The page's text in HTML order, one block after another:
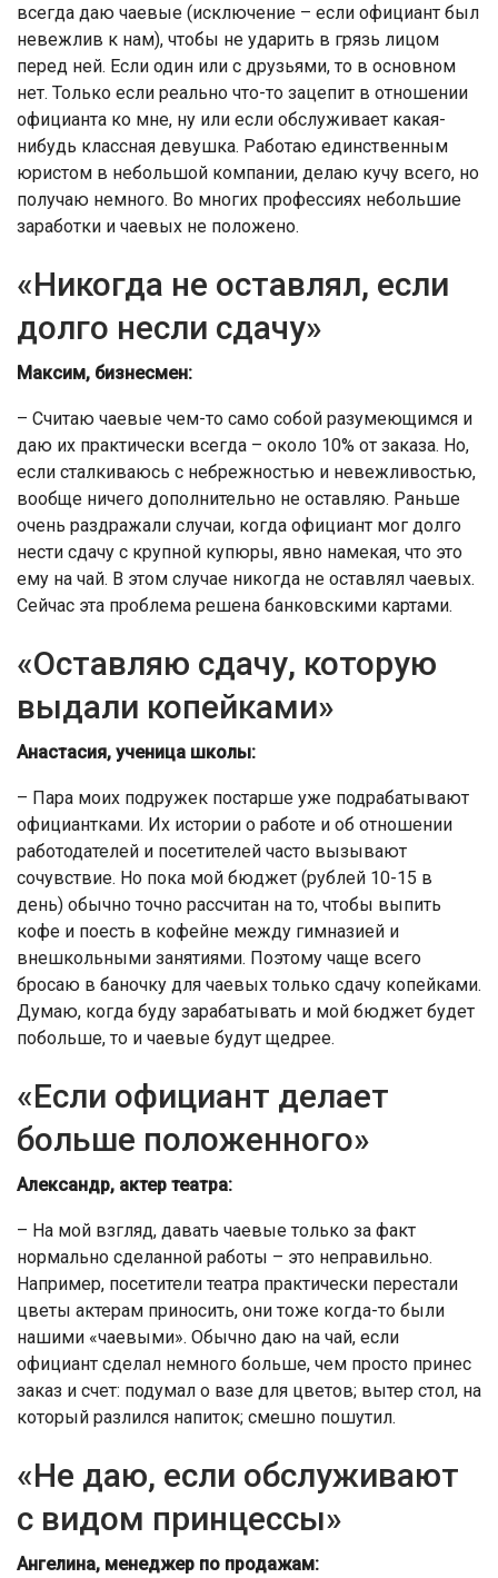
всегда даю чаевые (исключение – если официант был
невежлив к нам), чтобы не ударить в грязь лицом
перед ней. Если один или с друзьями, то в основном
нет. Только если реально что-то зацепит в отношении
официанта ко мне, ну или если обслуживает какая-
нибудь классная девушка. Работаю единственным
юристом в небольшой компании, делаю кучу всего, но
получаю немного. Во многих профессиях небольшие
заработки и чаевых не положено.
«Никогда не оставлял, если
долго несли сдачу»
Максим, бизнесмен:
– Считаю чаевые чем-то само собой разумеющимся и
даю их практически всегда – около 10% от заказа. Но,
если сталкиваюсь с небрежностью и невежливостью,
вообще ничего дополнительно не оставляю. Раньше
очень раздражали случаи, когда официант мог долго
нести сдачу с крупной купюры, явно намекая, что это
ему на чай. В этом случае никогда не оставлял чаевых.
Сейчас эта проблема решена банковскими картами.
«Оставляю сдачу, которую
выдали копейками»
Анастасия, ученица школы:
– Пара моих подружек постарше уже подрабатывают
официантками. Их истории о работе и об отношении
работодателей и посетителей часто вызывают
сочувствие. Но пока мой бюджет (рублей 10-15 в
день) обычно точно рассчитан на то, чтобы выпить
кофе и поесть в кофейне между гимназией и
внешкольными занятиями. Поэтому чаще всего
бросаю в баночку для чаевых только сдачу копейками.
Думаю, когда буду зарабатывать и мой бюджет будет
побольше, то и чаевые будут щедрее.
«Если официант делает
больше положенного»
Александр, актер театра:
– На мой взгляд, давать чаевые только за факт
нормально сделанной работы – это неправильно.
Например, посетители театра практически перестали
цветы актерам приносить, они тоже когда-то были
нашими «чаевыми». Обычно даю на чай, если
официант сделал немного больше, чем просто принес
заказ и счет: подумал о вазе для цветов; вытер стол, на
который разлился напиток; смешно пошутил.
«Не даю, если обслуживают
с видом принцессы»
Ангелина, менеджер по продажам: